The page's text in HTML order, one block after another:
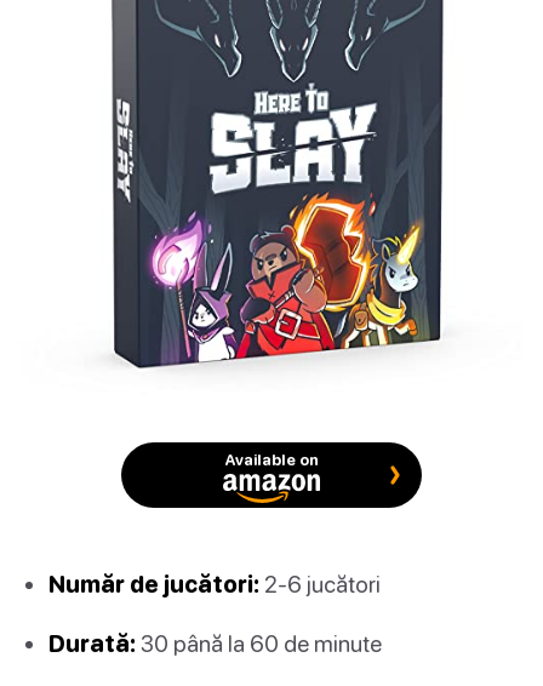
Available on
Număr de jucători: 2-6 jucători
Durată: 30 până la 60 de minute